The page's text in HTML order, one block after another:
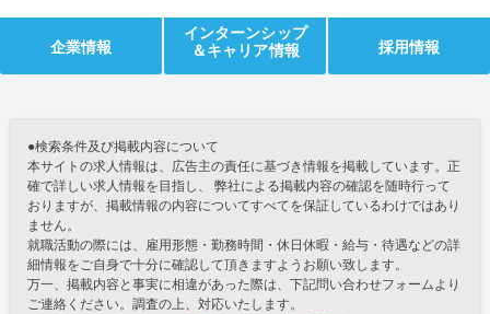
企業情報
インターンシップ
＆キャリア情報
採用情報
●検索条件及び掲載内容について
本サイトの求人情報は、広告主の責任に基づき情報を掲載しています。正
確で詳しい求人情報を目指し、 弊社による掲載内容の確認を随時行って
おりますが、掲載情報の内容についてすべてを保証しているわけではあり
ません。
就職活動の際には、雇用形態・勤務時間・休日休暇・給与・待遇などの詳
細情報をご自身で十分に確認して頂きますようお願い致します。
万一、掲載内容と事実に相違があった際は、下記問い合わせフォームより
ご連絡ください。調査の上、対応いたします。